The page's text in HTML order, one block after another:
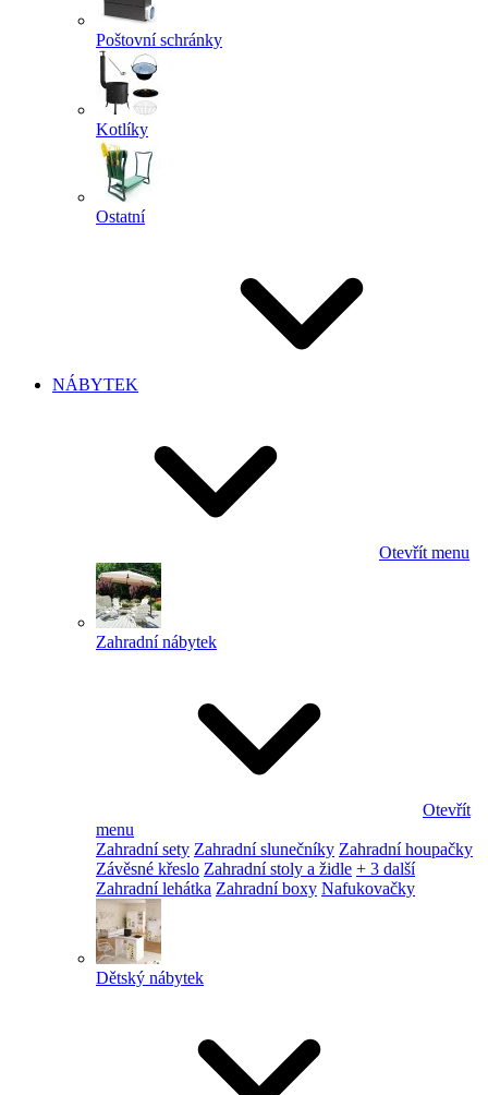
Poštovní schránky
Kotlíky
Ostatní
NÁBYTEK
Otevřít menu
Zahradní nábytek
Otevřít
menu
Zahradní sety Zahradní slunečníky Zahradní houpačky
Závěsné křeslo Zahradní stoly a židle + 3 další
Zahradní lehátka Zahradní boxy Nafukovačky
Dětský nábytek